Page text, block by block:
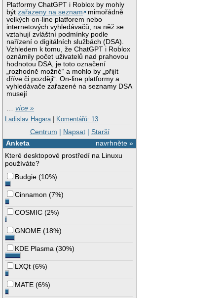
Platformy ChatGPT i Roblox by mohly
býtzařazeny na seznam
mimořádně
velkých on-line platforem nebo
internetových vyhledávačů, na něž se
vztahují zvláštní podmínky podle
nařízení o digitálních službách (DSA).
Vzhledem k tomu, že ChatGPT i Roblox
oznámily počet uživatelů nad prahovou
hodnotou DSA, je toto označení
„rozhodně možné“ a mohlo by „přijít
dříve či později“. On-line platformy a
vyhledávače zařazené na seznamy DSA
musejí
…více »
Ladislav Hagara | Komentářů: 13
Centrum | Napsat| Starší
navrhněte »
Anketa
Které desktopové prostředí na Linuxu
používáte?
Budgie (10%)
Cinnamon (7%)
COSMIC (2%)
GNOME (18%)
KDE Plasma (30%)
LXQt (6%)
MATE (6%)